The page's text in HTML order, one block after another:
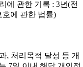
에 관한 기록 : 3년(전
에 관한 법률)
, 처리목적 달성 등 개